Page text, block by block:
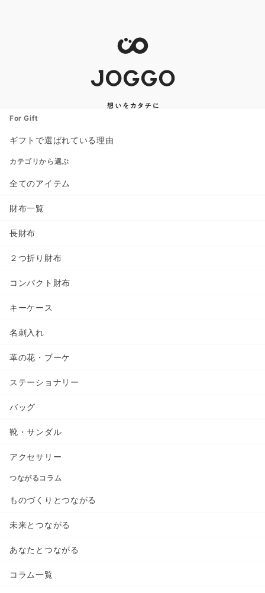
For Gift
ギフトで選ばれている理由
カテゴリから選ぶ
全てのアイテム
財布一覧
長財布
２つ折り財布
コンパクト財布
キーケース
名刺入れ
革の花・ブーケ
ステーショナリー
バッグ
靴・サンダル
アクセサリー
つながるコラム
ものづくりとつながる
未来とつながる
あなたとつながる
コラム一覧